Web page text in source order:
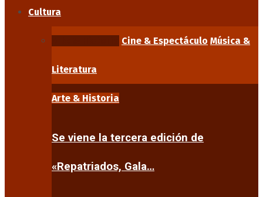
Cultura
Cine & Espectáculo Música &
Literatura
Arte & Historia
Se viene la tercera edición de
«Repatriados, Gala…